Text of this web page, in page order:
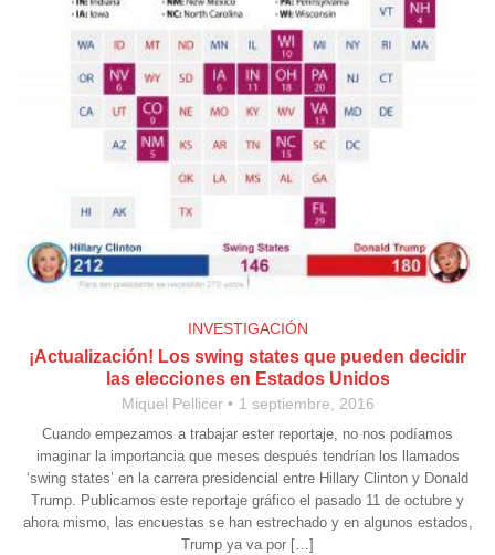
INVESTIGACIÓN
¡Actualización! Los swing states que pueden decidir
las elecciones en Estados Unidos
Miquel Pellicer 1 septiembre, 2016
Cuando empezamos a trabajar ester reportaje, no nos podíamos
imaginar la importancia que meses después tendrían los llamados
‘swing states’ en la carrera presidencial entre Hillary Clinton y Donald
Trump. Publicamos este reportaje gráfico el pasado 11 de octubre y
ahora mismo, las encuestas se han estrechado y en algunos estados,
Trump ya va por […]